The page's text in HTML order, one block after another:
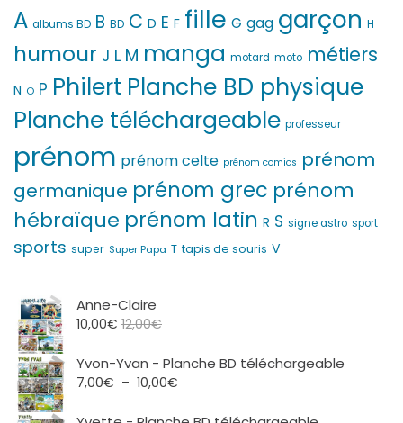
A albums BD B BD C D E F fille G gag garçon H
humour J L M manga motard moto métiers
N O P Philert Planche BD physique
Planche téléchargeable professeur
prénom prénom celte prénom comics prénom
germanique prénom grec prénom
hébraïque prénom latin R S signe astro sport
sports super Super Papa T tapis de souris V
Anne-Claire
10,00€ 12,00€
Yvon-Yvan - Planche BD téléchargeable
7,00€ – 10,00€
prix :